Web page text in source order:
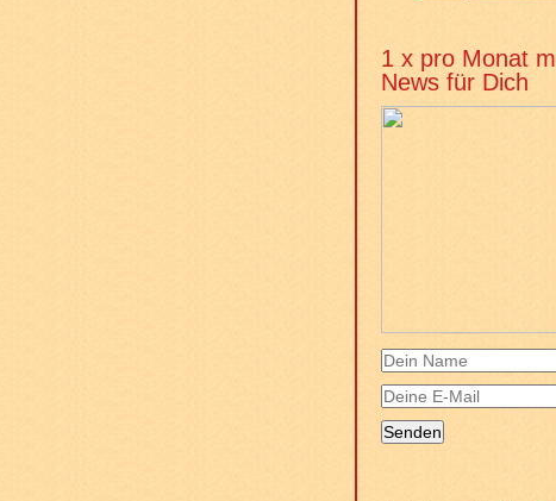
1 x pro Monat
News für Dich